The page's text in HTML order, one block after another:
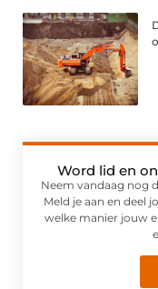
Word lid en
Neem vandaag nog
Meld je aan en deel
welke manier jouw